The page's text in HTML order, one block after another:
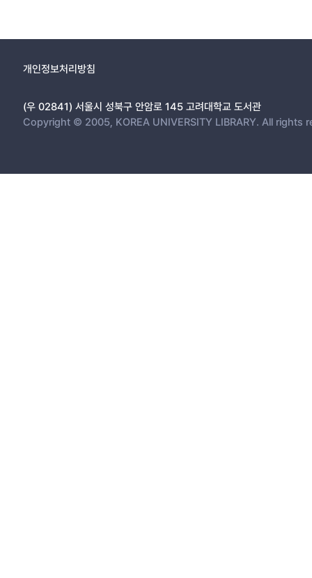
개인정보처리방침
(우 02841) 서울시 성북구 안암로 145 고려대학교 도서관
Copyright © 2005, KOREA UNIVERSITY LIBRARY. All rights